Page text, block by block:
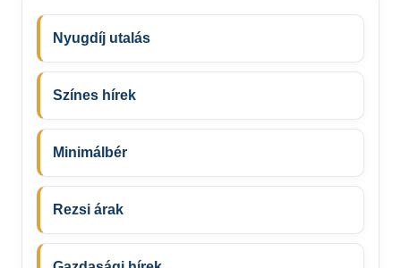
Nyugdíj utalás
Színes hírek
Minimálbér
Rezsi árak